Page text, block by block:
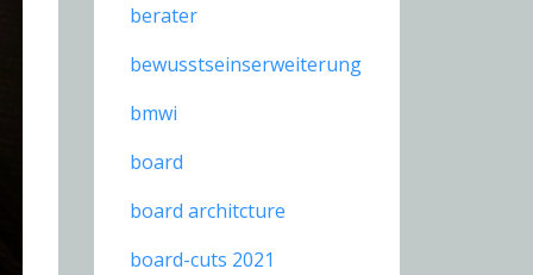
berater
bewusstseinserweiterung
bmwi
board
board architcture
board-cuts 2021